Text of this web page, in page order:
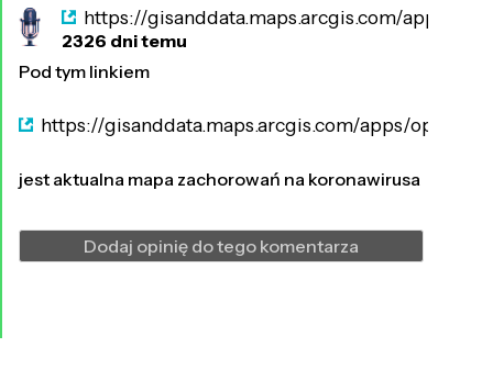
https://gisanddata.maps.arcgis.com/apps/
2326 dni temu
Pod tym linkiem
https://gisanddata.maps.arcgis.com/apps/
jest aktualna mapa zachorowań na koronawirusa
Dodaj opinię do tego komentarza